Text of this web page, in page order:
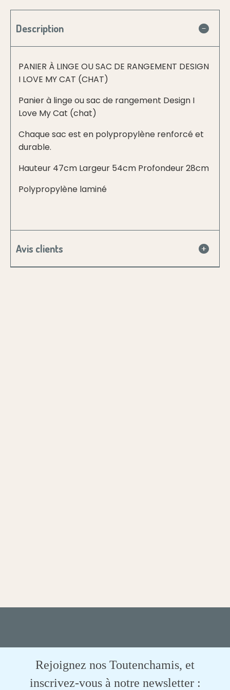
Description
PANIER À LINGE OU SAC DE RANGEMENT DESIGN
I LOVE MY CAT (CHAT)
Panier à linge ou sac de rangement Design I
Love My Cat (chat)
Chaque sac est en polypropylène renforcé et
durable.
Hauteur 47cm Largeur 54cm Profondeur 28cm
Polypropylène laminé
Avis clients
Rejoignez nos Toutenchamis, et
inscrivez-vous à notre newsletter :